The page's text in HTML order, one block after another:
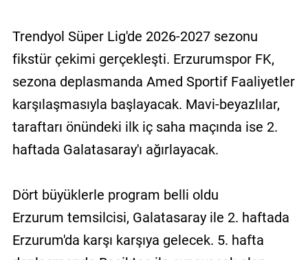
Trendyol Süper Lig'de 2026-2027 sezonu
fikstür çekimi gerçekleşti. Erzurumspor FK,
sezona deplasmanda Amed Sportif Faaliyetler
karşılaşmasıyla başlayacak. Mavi-beyazlılar,
taraftarı önündeki ilk iç saha maçında ise 2.
haftada Galatasaray'ı ağırlayacak.
Dört büyüklerle program belli oldu
Erzurum temsilcisi, Galatasaray ile 2. haftada
Erzurum'da karşı karşıya gelecek. 5. hafta